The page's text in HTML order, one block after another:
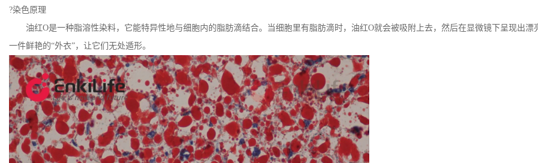
?染色原理
油红O是一种脂溶性染料，它能特异性地与细胞内的脂肪滴结合。当细胞里有脂肪滴时，油红O就会被吸附上去，然后在显微镜下呈现出
一件鲜艳的“外衣”，让它们无处遁形。